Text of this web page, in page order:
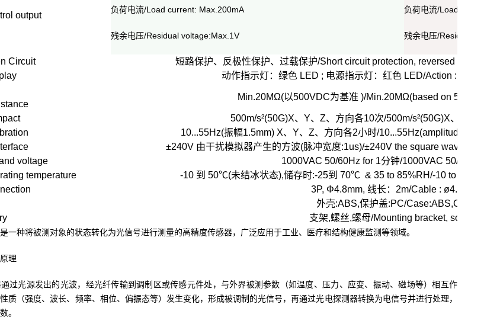
output
负荷电流/Load current: Max.200mA
残余电压/Residual voltage:Max.1V
负荷电流/Load current:
残余电压/Residual
Circuit
短路保护、反极性保护、过载保护/Short circuit protection, reversed polarity
动作指示灯：绿色 LED ; 电源指示灯：红色 LED/Action : Green
Min.20MΩ(以500VDC为基准 )/Min.20MΩ(based on 500VDC
500m/s²(50G)X、Y、Z、方向各10次/500m/s²(50G)X、Y、
10...55Hz(振幅1.5mm) X、Y、Z、方向各2小时/10...55Hz(amplitude
±240V 由干扰模拟器产生的方波(脉冲宽度:1us)/±240V the square wave
voltage
1000VAC 50/60Hz for 1分钟/1000VAC 50/60Hz for
temperature
-10 到 50℃(未结冰状态),储存时:-25到 70℃ & 35 to 85%RH/-10 to
3P, Φ4.8mm, 线长：2m/Cable : ø4.8mm , 2M
外壳:ABS,保护盖:PC/Case:ABS,Cover:PC
支架,螺丝,螺母/Mounting bracket, screws,
一种将被测对象的状态转化为光信号进行测量的高精度传感器，广泛应用于工业、医疗和结构健康监测等领域。
理
过光源发出的光波，经光纤传输到调制区或传感元件处，与外界被测参数（如温度、压力、应变、振动、磁场等）相互作
质（强度、波长、频率、相位、偏振态等）发生变化，形成被调制的光信号，再通过光电探测器转换为电信号并进行处理，
。